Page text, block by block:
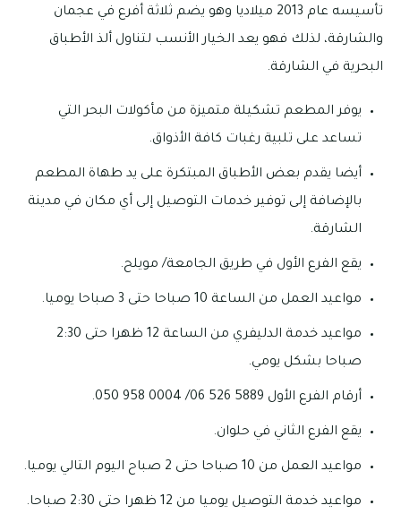
تأسيسه عام 2013 ميلاديا وهو يضم ثلاثة أفرع في عجمان
والشارقة، لذلك فهو يعد الخيار الأنسب لتناول ألذ الأطباق
البحرية في الشارقة.
يوفر المطعم تشكيلة متميزة من مأكولات البحر التي
تساعد على تلبية رغبات كافة الأذواق.
أيضا يقدم بعض الأطباق المبتكرة على يد طهاة المطعم
بالإضافة إلى توفير خدمات التوصيل إلى أي مكان في مدينة
الشارقة.
يقع الفرع الأول في طريق الجامعة/ مويلح.
مواعيد العمل من الساعة 10 صباحا حتى 3 صباحا يوميا.
مواعيد خدمة الدليفري من الساعة 12 ظهرا حتى 2:30
صباحا بشكل يومي.
أرقام الفرع الأول 5889 526 06/ 0004 958 050.
يقع الفرع الثاني في حلوان.
مواعيد العمل من 10 صباحا حتى 2 صباح اليوم التالي يوميا.
مواعيد خدمة التوصيل يوميا من 12 ظهرا حتى 2:30 صباحا.